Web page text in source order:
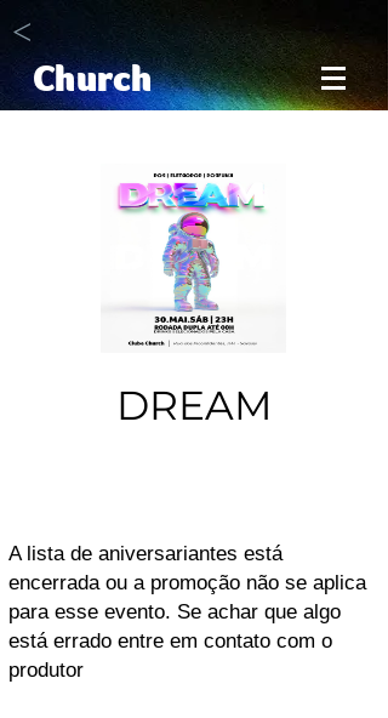
<
Church
DREAM
A lista de aniversariantes está
encerrada ou a promoção não se aplica
para esse evento. Se achar que algo
está errado entre em contato com o
produtor